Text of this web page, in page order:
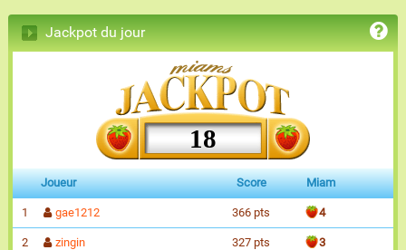
Jackpot du jour
18
Joueur Score Miam
1 gae1212 366 pts 4
2 zingin 327 pts 3